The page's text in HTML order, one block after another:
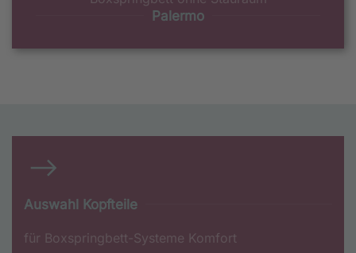
Palermo
Auswahl Kopfteile
für Boxspringbett-Systeme Komfort